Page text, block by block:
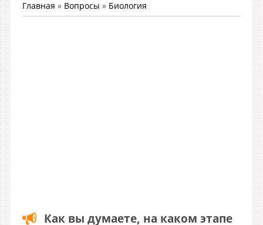
Главная » Вопросы » Биология
Как вы думаете, на каком этапе